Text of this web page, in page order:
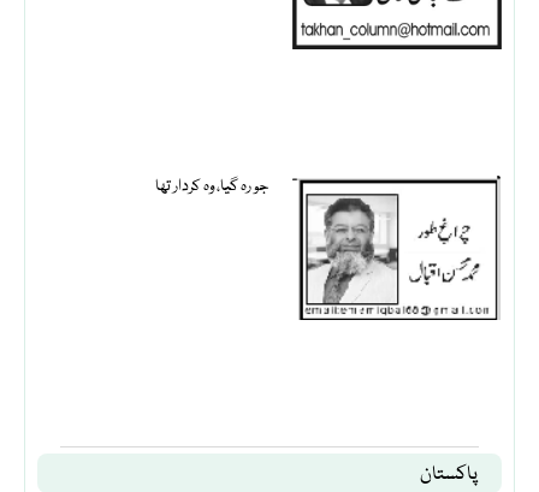
جو رہ گیا، وہ کردار تھا
پاکستان